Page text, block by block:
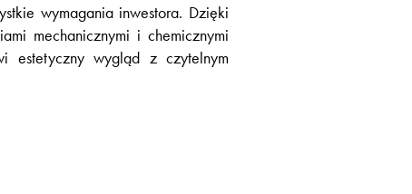
wymagania inwestora. Dzięki
mechanicznymi i chemicznymi
estetyczny wygląd z czytelnym